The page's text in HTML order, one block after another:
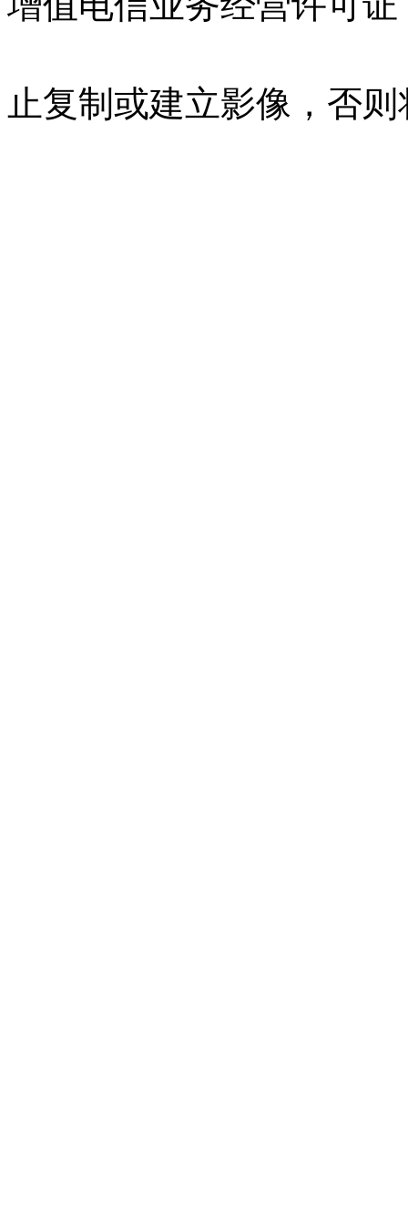
止复制或建立影像，否